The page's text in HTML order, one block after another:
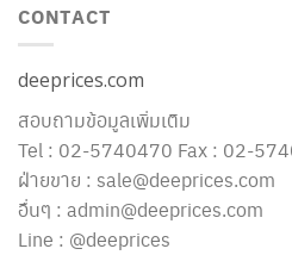
CONTACT
deeprices.com
สอบถามข้อมูลเพิ่มเติม
Tel : 02-5740470 Fax : 02-
ฝ่ายขาย : sale@deeprices.com
อื่นๆ : admin@deeprices.com
Line : @deeprices